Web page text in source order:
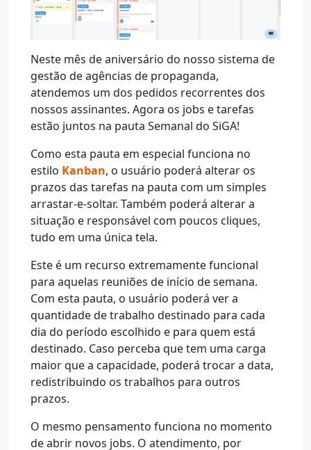
Neste mês de aniversário do nosso sistema de
gestão de agências de propaganda,
atendemos um dos pedidos recorrentes dos
nossos assinantes. Agora os jobs e tarefas
estão juntos na pauta Semanal do SiGA!
Como esta pauta em especial funciona no
estilo Kanban, o usuário poderá alterar os
prazos das tarefas na pauta com um simples
arrastar-e-soltar. Também poderá alterar a
situação e responsável com poucos cliques,
tudo em uma única tela.
Este é um recurso extremamente funcional
para aquelas reuniões de início de semana.
Com esta pauta, o usuário poderá ver a
quantidade de trabalho destinado para cada
dia do período escolhido e para quem está
destinado. Caso perceba que tem uma carga
maior que a capacidade, poderá trocar a data,
redistribuindo os trabalhos para outros
prazos.
O mesmo pensamento funciona no momento
de abrir novos jobs. O atendimento, por